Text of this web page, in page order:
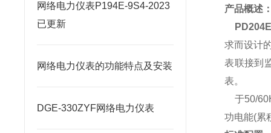
网络电力仪表P194E-9S4-2023
已更新
网络电力仪表的功能特点及安装
DGE-330ZYF网络电力仪表
产品概述
求而设计
表联接到
表。
于50/
功电能(累